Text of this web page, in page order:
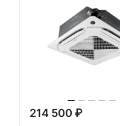
214 500 ₽